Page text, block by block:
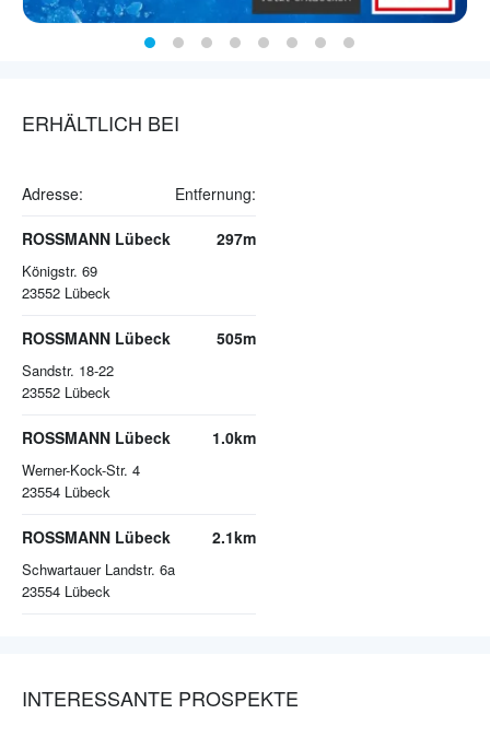
ERHÄLTLICH BEI
Adresse: Entfernung:
ROSSMANN Lübeck
Königstr. 69
23552 Lübeck
297m
ROSSMANN Lübeck
Sandstr. 18-22
23552 Lübeck
505m
ROSSMANN Lübeck
Werner-Kock-Str. 4
23554 Lübeck
1.0km
ROSSMANN Lübeck
Schwartauer Landstr. 6a
23554 Lübeck
2.1km
INTERESSANTE PROSPEKTE